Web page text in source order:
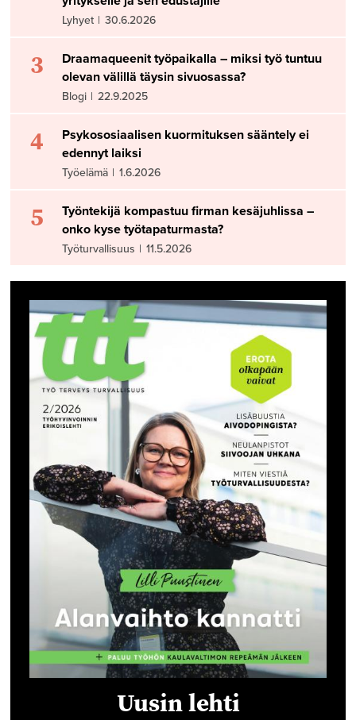
Lyhyet | 30.6.2026
3
Draamaqueenit työpaikalla – miksi työ tuntuu
olevan välillä täysin sivuosassa?
Blogi | 22.9.2025
4
Psykososiaalisen kuormituksen sääntely ei
edennyt laiksi
Työelämä | 1.6.2026
5
Työntekijä kompastuu firman kesäjuhlissa –
onko kyse työtapaturmasta?
Työturvallisuus | 11.5.2026
Uusin lehti